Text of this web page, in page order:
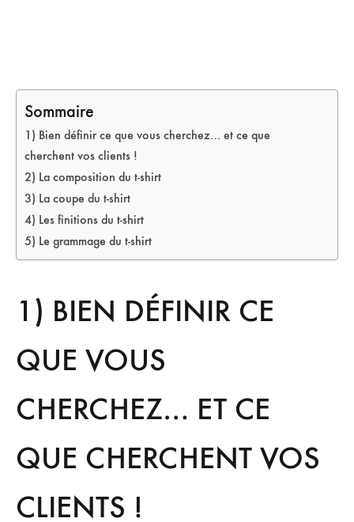
Sommaire
1) Bien définir ce que vous cherchez… et ce que
cherchent vos clients !
2) La composition du t-shirt
3) La coupe du t-shirt
4) Les finitions du t-shirt
5) Le grammage du t-shirt
1) BIEN DÉFINIR CE
QUE VOUS
CHERCHEZ… ET CE
QUE CHERCHENT VOS
CLIENTS !